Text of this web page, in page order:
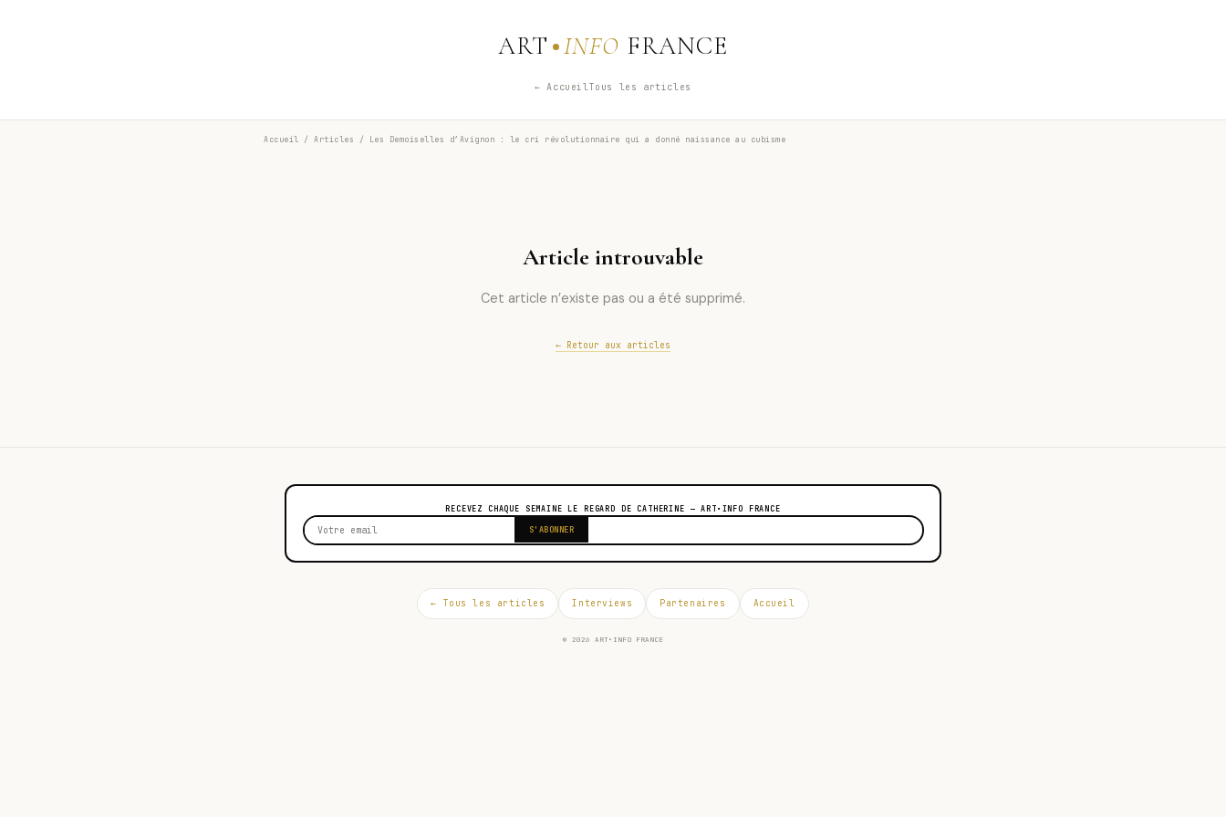
ART INFO FRANCE
← AccueilTous les articles
Accueil /Articles / Les Demoiselles d’Avignon : le cri révolutionnaire qui a donné naissance au cubisme
Article introuvable
Cet article n’existe pas ou a été supprimé.
← Retour aux articles
RECEVEZ CHAQUE SEMAINE LE REGARD DE CATHERINE — ART•INFO FRANCE
S'ABONNER
← Tous les articles Interviews Partenaires Accueil
© 2026 ART•INFO FRANCE